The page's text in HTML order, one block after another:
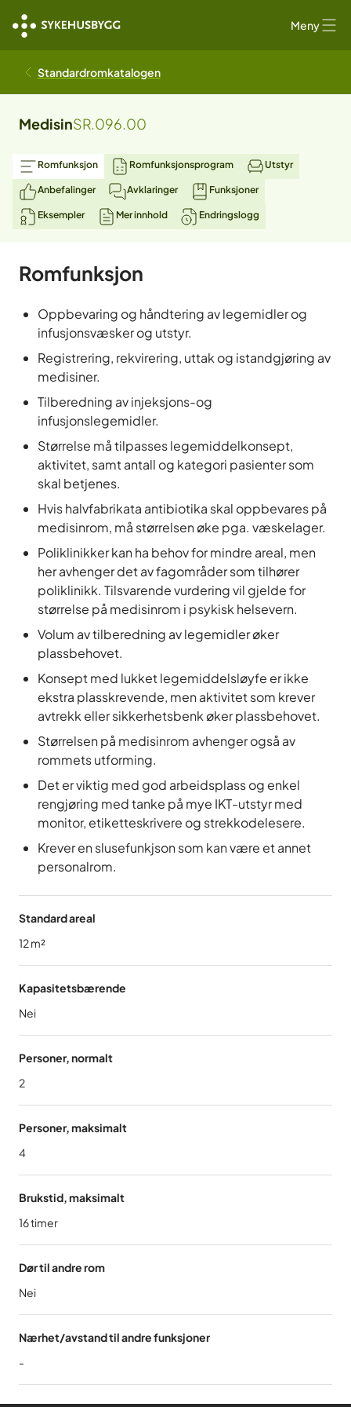
Meny
Standardromkatalogen
MedisinSR.096.00
Romfunksjon Romfunksjonsprogram Utstyr
Anbefalinger Avklaringer Funksjoner
Eksempler Mer innhold Endringslogg
Romfunksjon
Oppbevaring og håndtering av legemidler og
infusjonsvæsker og utstyr.
Registrering, rekvirering, uttak og istandgjøring av
medisiner.
Tilberedning av injeksjons-og
infusjonslegemidler.
Størrelse må tilpasses legemiddelkonsept,
aktivitet, samt antall og kategori pasienter som
skal betjenes.
Hvis halvfabrikata antibiotika skal oppbevares på
medisinrom, må størrelsen øke pga. væskelager.
Poliklinikker kan ha behov for mindre areal, men
her avhenger det av fagområder som tilhører
poliklinikk. Tilsvarende vurdering vil gjelde for
størrelse på medisinrom i psykisk helsevern.
Volum av tilberedning av legemidler øker
plassbehovet.
Konsept med lukket legemiddelsløyfe er ikke
ekstra plasskrevende, men aktivitet som krever
avtrekk eller sikkerhetsbenk øker plassbehovet.
Størrelsen på medisinrom avhenger også av
rommets utforming.
Det er viktig med god arbeidsplass og enkel
rengjøring med tanke på mye IKT-utstyr med
monitor, etiketteskrivere og strekkodelesere.
Krever en slusefunkjson som kan være et annet
personalrom.
Standard areal
12m²
Kapasitetsbærende
Nei
Personer, normalt
2
Personer, maksimalt
4
Brukstid, maksimalt
16timer
Dør til andre rom
Nei
Nærhet/avstand til andre funksjoner
-